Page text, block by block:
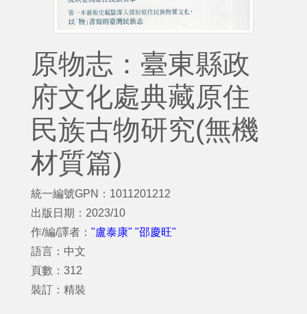
原物志：臺東縣政
府文化處典藏原住
民族古物研究(無機
材質篇)
統一編號GPN：1011201212
出版日期：2023/10
作/編/譯者： "盧泰康" "邵慶旺"
語言：中文
頁數：312
裝訂：精裝